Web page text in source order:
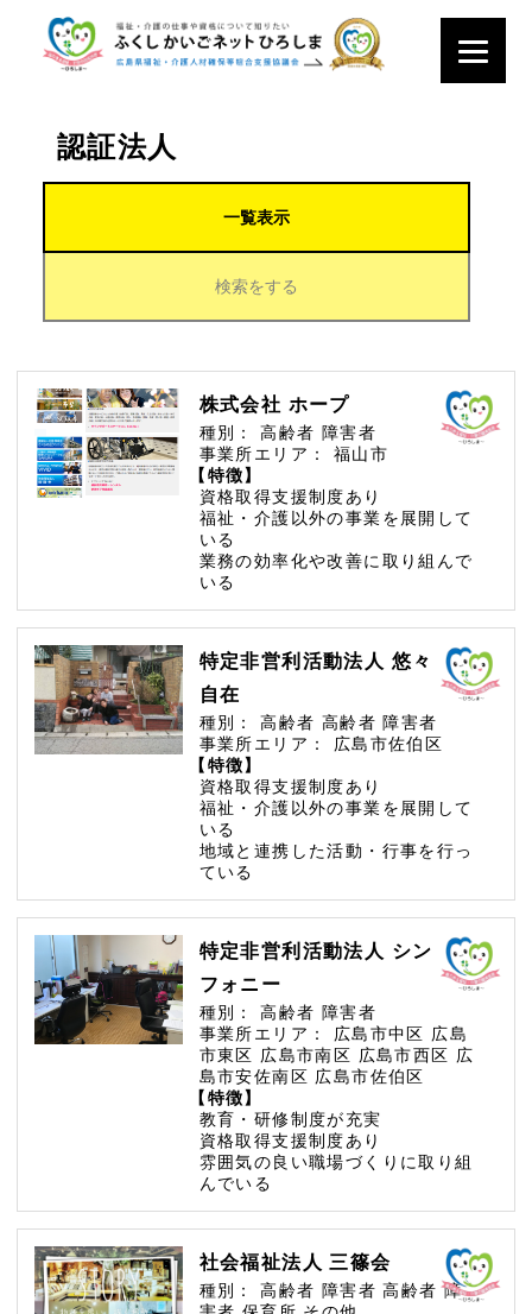
認証法人
一覧表示
検索をする
株式会社 ホープ
種別： 高齢者 障害者
事業所エリア：
福山市
【特徴】
資格取得支援制度あり
福祉・介護以外の事業を展開して
いる
業務の効率化や改善に取り組んで
いる
特定非営利活動法人 悠々
自在
種別： 高齢者 高齢者 障害者
事業所エリア：
広島市佐伯区
【特徴】
資格取得支援制度あり
福祉・介護以外の事業を展開して
いる
地域と連携した活動・行事を行っ
ている
特定非営利活動法人 シン
フォニー
種別： 高齢者 障害者
事業所エリア：
広島市中区 広島
市東区 広島市南区 広島市西区 広
島市安佐南区 広島市佐伯区
【特徴】
教育・研修制度が充実
資格取得支援制度あり
雰囲気の良い職場づくりに取り組
んでいる
社会福祉法人 三篠会
種別： 高齢者 障害者高齢者障